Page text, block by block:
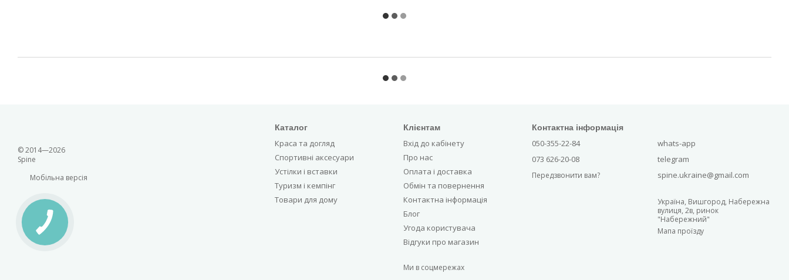
© 2014—2026
Spine
Мобільна версія
Каталог
Краса та догляд
Спортивні аксесуари
Устілки і вставки
Туризм і кемпінг
Товари для дому
Клієнтам
Вхід до кабінету
Про нас
Оплата і доставка
Обмін та повернення
Контактна інформація
Блог
Угода користувача
Відгуки про магазин
Ми в соцмережах
Контактна інформація
050-355-22-84
073 626-20-08
Передзвонити вам?
whats-app
telegram
spine.ukraine@gmail.com
Україна, Вишгород, Набережна
вулиця, 2в, ринок
"Набережний"
Мапа проїзду